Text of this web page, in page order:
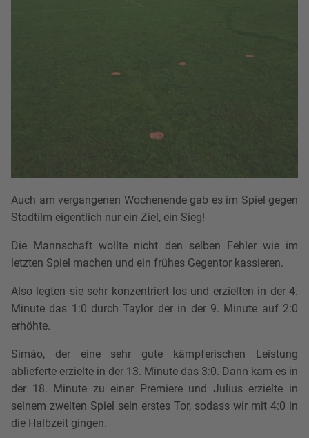
Auch am vergangenen Wochenende gab es im Spiel gegen
Stadtilm eigentlich nur ein Ziel, ein Sieg!
Die Mannschaft wollte nicht den selben Fehler wie im
letzten Spiel machen und ein frühes Gegentor kassieren.
Also legten sie sehr konzentriert los und erzielten in der 4.
Minute das 1:0 durch Taylor der in der 9. Minute auf 2:0
erhöhte.
Simáo, der eine sehr gute kämpferischen Leistung
ablieferte erzielte in der 13. Minute das 3:0. Dann kam es in
der 18. Minute zu einer Premiere und Julius erzielte in
seinem zweiten Spiel sein erstes Tor, sodass wir mit 4:0 in
die Halbzeit gingen.